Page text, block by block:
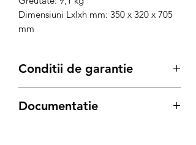
Dimensiuni Lxlxh mm: 350 x 320 x 705
mm
Conditii de garantie
Bisonte, este conform legii de:
Documentatie